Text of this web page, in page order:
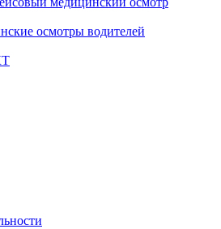
осмотры водителей